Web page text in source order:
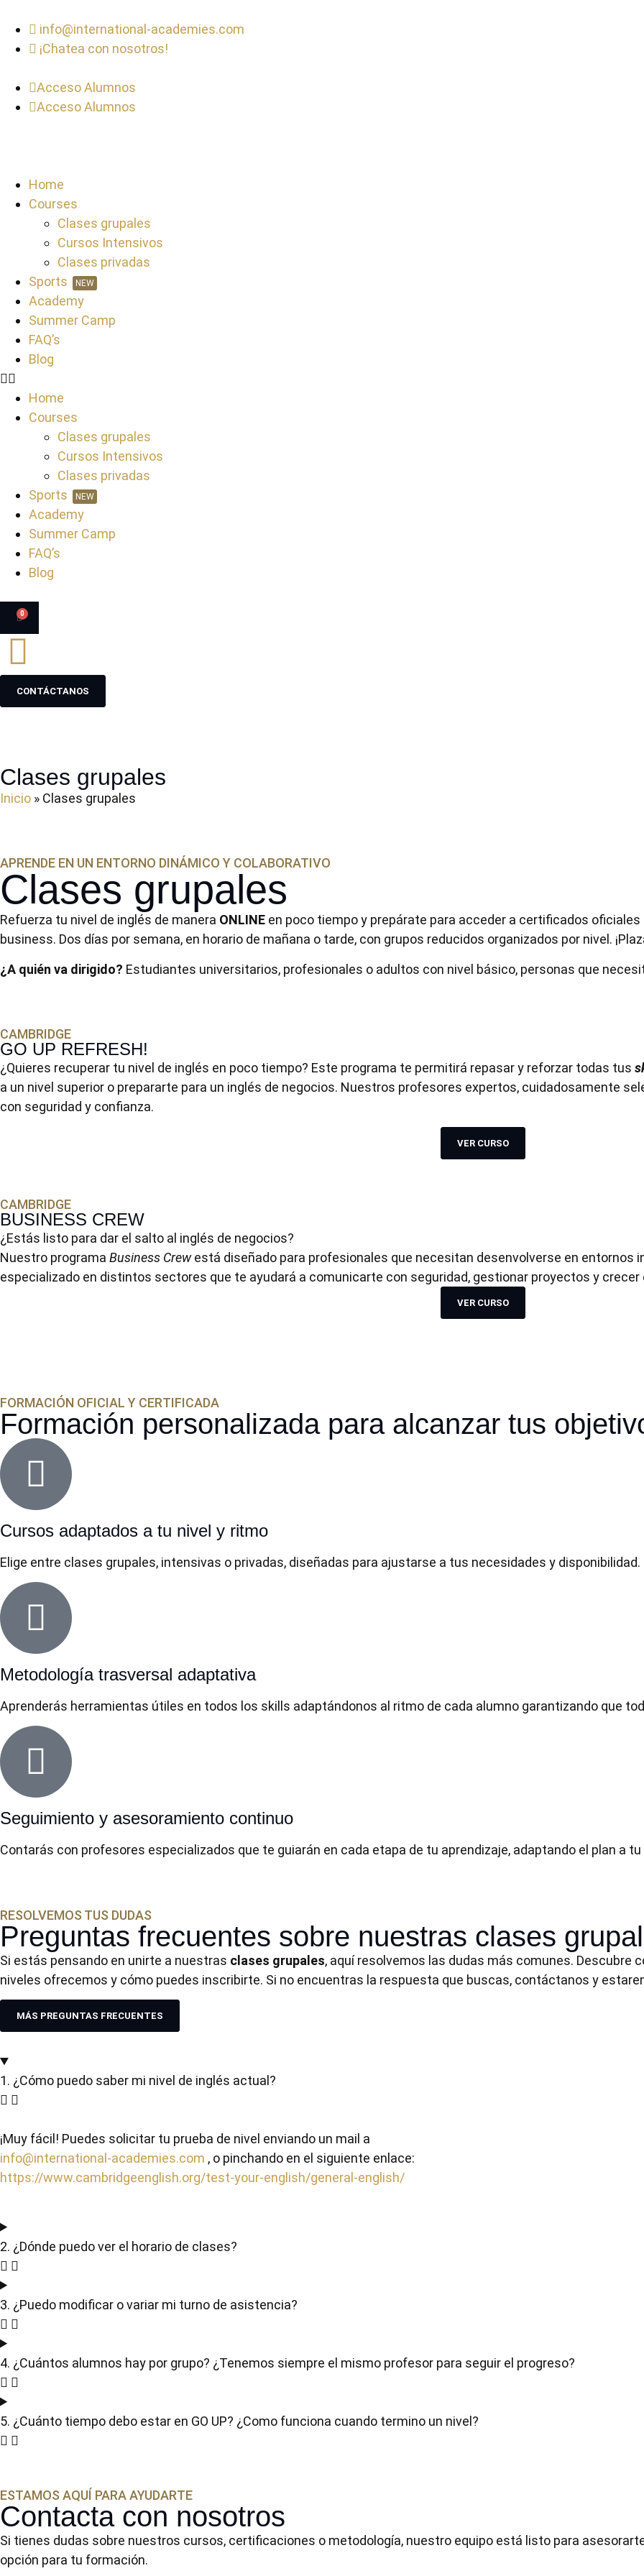
info@international-academies.com
¡Chatea con nosotros!
Acceso Alumnos
Acceso Alumnos
Home
Courses
Clases grupales
Cursos Intensivos
Clases privadas
Sports
NEW
Academy
Summer Camp
FAQ’s
Blog
Home
Courses
Clases grupales
Cursos Intensivos
Clases privadas
Sports
NEW
Academy
Summer Camp
FAQ’s
Blog
0
CONTÁCTANOS
Clases grupales
Inicio » Clases grupales
APRENDE EN UN ENTORNO DINÁMICO Y COLABORATIVO
Clases grupales
Refuerza tu nivel de inglés de manera ONLINE en poco tiempo y prepárate para acceder a certificados
business. Dos días por semana, en horario de mañana o tarde, con grupos reducidos organizados por nivel.
¿A quién va dirigido? Estudiantes universitarios, profesionales o adultos con nivel básico, personas que
CAMBRIDGE
GO UP REFRESH!
¿Quieres recuperar tu nivel de inglés en poco tiempo? Este programa te permitirá repasar y reforzar todas tus
a un nivel superior o prepararte para un inglés de negocios. Nuestros profesores expertos, cuidadosamente
con seguridad y confianza.
VER CURSO
CAMBRIDGE
BUSINESS CREW
¿Estás listo para dar el salto al inglés de negocios?
Nuestro programa Business Crewestá diseñado para profesionales que necesitan desenvolverse en entornos
especializado en distintos sectores que te ayudará a comunicarte con seguridad, gestionar proyectos y crecer
VER CURSO
FORMACIÓN OFICIAL Y CERTIFICADA
Formación personalizada para alcanzar tus
Cursos adaptados a tu nivel y ritmo
Elige entre clases grupales, intensivas o privadas, diseñadas para ajustarse a tus necesidades y disponibilidad.
Metodología trasversal adaptativa
Aprenderás herramientas útiles en todos los skills adaptándonos al ritmo de cada alumno garantizando que
Seguimiento y asesoramiento continuo
Contarás con profesores especializados que te guiarán en cada etapa de tu aprendizaje, adaptando el plan a
RESOLVEMOS TUS DUDAS
Preguntas frecuentes sobre nuestras clases
Si estás pensando en unirte a nuestras clases grupales, aquí resolvemos las dudas más comunes. Descubre
niveles ofrecemos y cómo puedes inscribirte. Si no encuentras la respuesta que buscas, contáctanos y
MÁS PREGUNTAS FRECUENTES
1. ¿Cómo puedo saber mi nivel de inglés actual?
¡Muy fácil! Puedes solicitar tu prueba de nivel enviando un mail a
info@international-academies.com , o pinchando en el siguiente enlace:
https://www.cambridgeenglish.org/test-your-english/general-english/
2. ¿Dónde puedo ver el horario de clases?
3. ¿Puedo modificar o variar mi turno de asistencia?
4. ¿Cuántos alumnos hay por grupo? ¿Tenemos siempre el mismo profesor para seguir el progreso?
5. ¿Cuánto tiempo debo estar en GO UP? ¿Como funciona cuando termino un nivel?
ESTAMOS AQUÍ PARA AYUDARTE
Contacta con nosotros
Si tienes dudas sobre nuestros cursos, certificaciones o metodología, nuestro equipo está listo para
opción para tu formación.